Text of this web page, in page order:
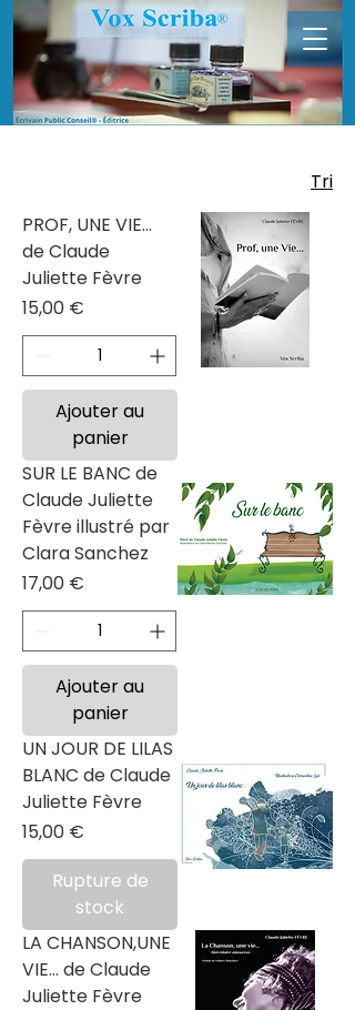
Tri
PROF, UNE VIE...
de Claude
Juliette Fèvre
Prix
15,00 €
Ajouter au
panier
SUR LE BANC de
Claude Juliette
Fèvre illustré par
Clara Sanchez
Prix
17,00 €
Ajouter au
panier
UN JOUR DE LILAS
BLANC de Claude
Juliette Fèvre
Prix
15,00 €
Rupture de
stock
LA CHANSON,UNE
VIE... de Claude
Juliette Fèvre